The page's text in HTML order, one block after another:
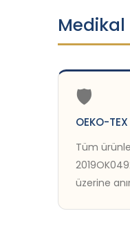
Medikal
🛡️
OEKO-
Tüm
üzerine